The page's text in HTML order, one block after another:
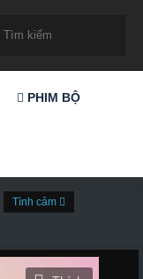
PHIM BỘ
Tình cảm